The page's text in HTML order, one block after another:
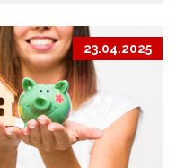
23.04.2025